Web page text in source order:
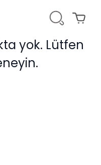
yok. Lütfen